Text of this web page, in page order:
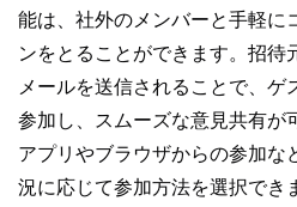
能は、社外のメンバーと手軽に
ンをとることができます。招待
メールを送信されることで、ゲ
参加し、スムーズな意見共有が
アプリやブラウザからの参加な
況に応じて参加方法を選択でき